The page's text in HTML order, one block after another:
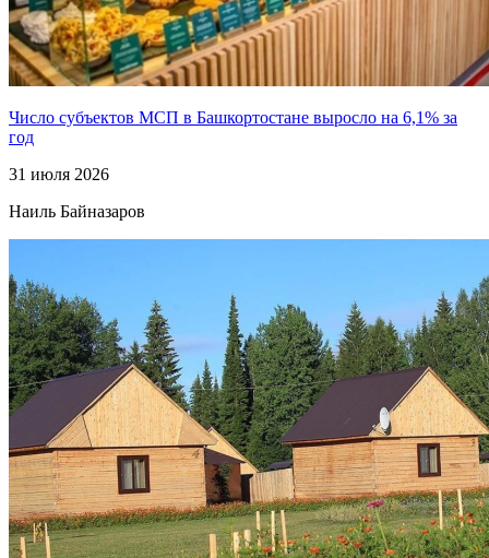
Число субъектов МСП в Башкортостане выросло на 6,1% за
год
31 июля 2026
Наиль Байназаров